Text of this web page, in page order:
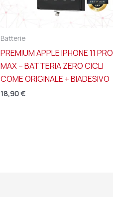
Batterie
PREMIUM APPLE IPHONE 11 PRO
MAX – BATTERIA ZERO CICLI
COME ORIGINALE + BIADESIVO
18,90€